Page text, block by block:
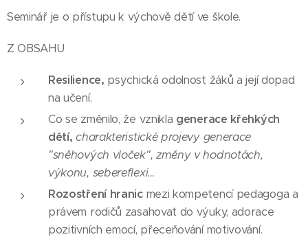
Seminář je o přístupu k výchově dětí ve škole.
Z OBSAHU
Resilience, psychická odolnost žáků a její dopad
na učení.
Co se změnilo, že vznikla generace křehkých
dětí, charakteristické projevy generace
"sněhových vloček", změny v hodnotách,
výkonu, sebereflexi…
Rozostření hranic mezi kompetencí pedagoga a
právem rodičů zasahovat do výuky, adorace
pozitivních emocí, přeceňování motivování.